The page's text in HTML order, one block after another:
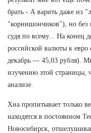
брать - А варить даже из
"корнишончиков"), но без
судя по всему... На конец
российской валюты к евро
декабрь — 45,03 рубля).
изучению этой страницы,
анализе.
Хна пропитывает только
находятся в постоянном
Новосибирск,